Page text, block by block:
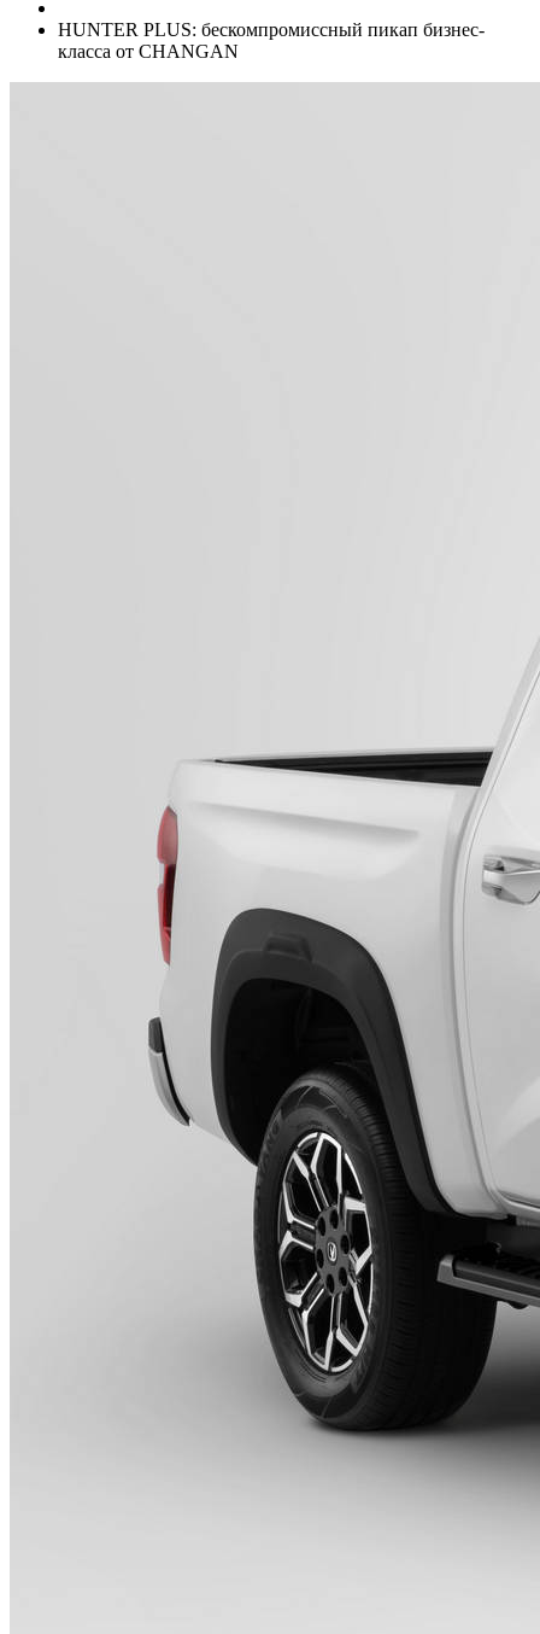
HUNTER PLUS: бескомпромиссный пикап бизнес-
класса от CHANGAN